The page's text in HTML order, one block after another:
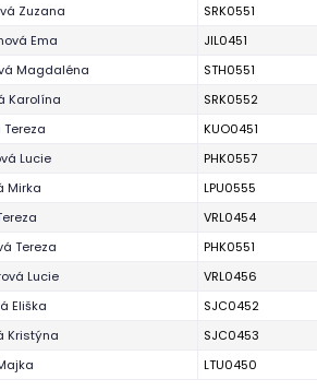
Zuzana SRK0551
Ema JIL0451
Magdaléna STH0551
Karolína SRK0552
Tereza KUO0451
Lucie PHK0557
Mirka LPU0555
VRL0454
Tereza PHK0551
Lucie VRL0456
Eliška SJC0452
Kristýna SJC0453
LTU0450